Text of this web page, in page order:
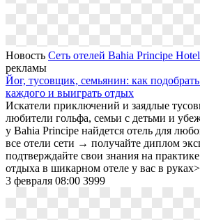
Новость Сеть отелей Bahia Principe
рекламы
Йог, тусовщик, семьянин: как
каждого и выиграть отдых
Искатели приключений и заядлые
любители гольфа, семьи с детьми и
у Bahia Principe найдется отель для
все отели сети → получайте диплом
подтверждайте свои знания на
отдыха в шикарном отеле у вас в
3 февраля 08:00 3999